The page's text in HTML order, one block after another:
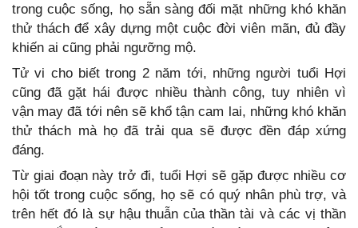
trong cuộc sống, họ sẵn sàng đối mặt những khó khăn
thử thách để xây dựng một cuộc đời viên mãn, đủ đầy
khiến ai cũng phải ngưỡng mộ.
Tử vi cho biết trong 2 năm tới, những người tuổi Hợi
cũng đã gặt hái được nhiều thành công, tuy nhiên vì
vận may đã tới nên sẽ khổ tận cam lai, những khó khăn
thử thách mà họ đã trải qua sẽ được đền đáp xứng
đáng.
Từ giai đoạn này trở đi, tuổi Hợi sẽ gặp được nhiều cơ
hội tốt trong cuộc sống, họ sẽ có quý nhân phù trợ, và
trên hết đó là sự hậu thuẫn của thần tài và các vị thần